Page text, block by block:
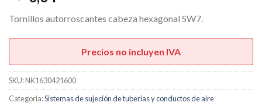
Tornillos autorroscantes cabeza hexagonal SW7.
Precios no incluyen IVA
SKU:NK1630421600
Categoría:Sistemas de sujeción de tuberías y conductos de aire